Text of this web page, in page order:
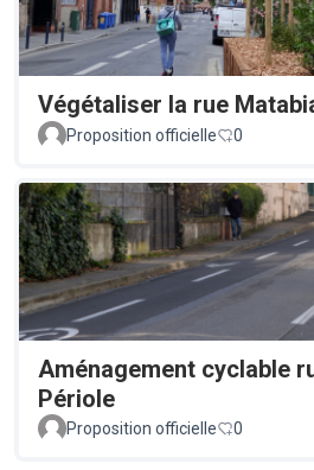
Végétaliser la rue
Proposition officielle
0
Aménagement cyclable
Périole
Proposition officielle 0